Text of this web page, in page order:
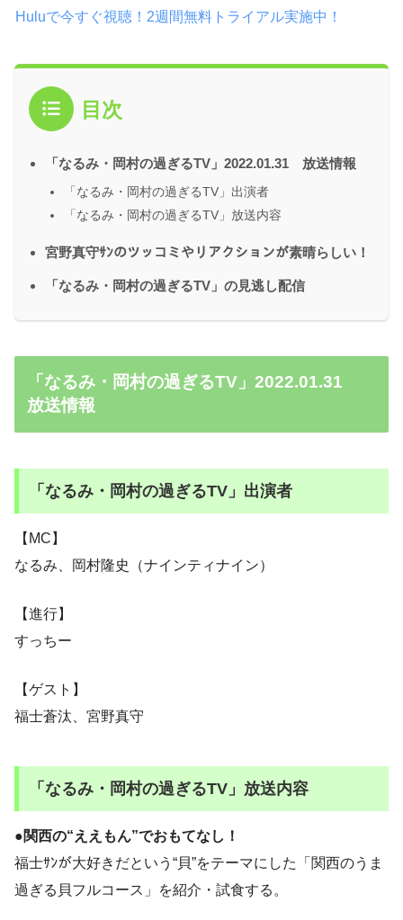
Huluで今すぐ視聴！2週間無料トライアル実施中！
目次
「なるみ・岡村の過ぎるTV」2022.01.31 放送情報
「なるみ・岡村の過ぎるTV」出演者
「なるみ・岡村の過ぎるTV」放送内容
宮野真守ｻﾝのツッコミやリアクションが素晴らしい！
「なるみ・岡村の過ぎるTV」の見逃し配信
「なるみ・岡村の過ぎるTV」2022.01.31
放送情報
「なるみ・岡村の過ぎるTV」出演者
【MC】
なるみ、岡村隆史（ナインティナイン）
【進行】
すっちー
【ゲスト】
福士蒼汰、宮野真守
「なるみ・岡村の過ぎるTV」放送内容
●関西の“ええもん”でおもてなし！
福士ｻﾝが大好きだという“貝”をテーマにした「関西のうま
過ぎる貝フルコース」を紹介・試食する。